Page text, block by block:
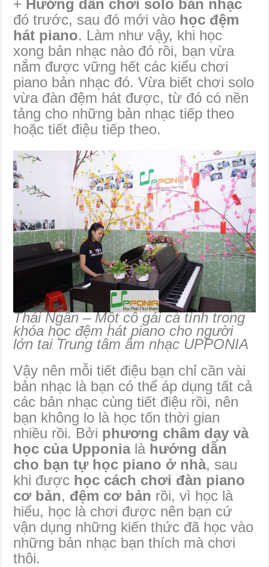
+ Hướng dẫn chơi solo bản nhạc
đó trước, sau đó mới vào học đệm
hát piano. Làm như vậy, khi học
xong bản nhạc nào đó rồi, bạn vừa
nắm được vững hết các kiểu chơi
piano bản nhạc đó. Vừa biết chơi solo
vừa đàn đệm hát được, từ đó có nền
tảng cho những bản nhạc tiếp theo
hoặc tiết điệu tiếp theo.
Thái Ngân – Một cô gái cá tính trong
khóa học đệm hát piano cho người
lớn tai Trung tâm âm nhạc UPPONIA
Vậy nên mỗi tiết điệu bạn chỉ cần vài
bản nhạc là bạn có thể áp dụng tất cả
các bản nhạc cùng tiết điệu rồi, nên
bạn không lo là học tốn thời gian
nhiều rồi. Bởi phương châm dạy và
học của Upponialà hướng dẫn
cho bạn tự học piano ở nhà, sau
khi được học cách chơi đàn piano
cơ bản, đệm cơ bản rồi, vì học là
hiểu, học là chơi được nên bạn cứ
vận dụng những kiến thức đã học vào
những bản nhạc bạn thích mà chơi
thôi.